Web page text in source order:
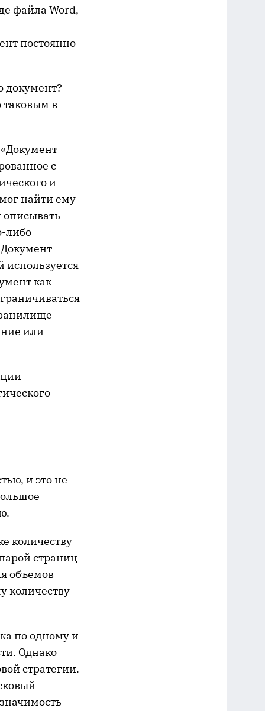
файла Word,
постоянно
документ?
таковым в
–
с
и
найти ему
либо
используется
как
или
и это не
количеству
страниц
объемов
количеству
по одному и
Однако
стратегии.